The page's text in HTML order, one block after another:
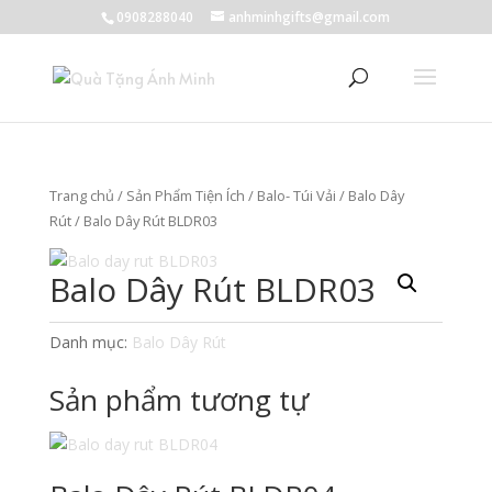
0908288040 anhminhgifts@gmail.com
Trang chủ / Sản Phẩm Tiện Ích / Balo- Túi Vải / Balo Dây
Rút/ Balo Dây Rút BLDR03
Balo Dây Rút BLDR03
Danh mục: Balo Dây Rút
Sản phẩm tương tự